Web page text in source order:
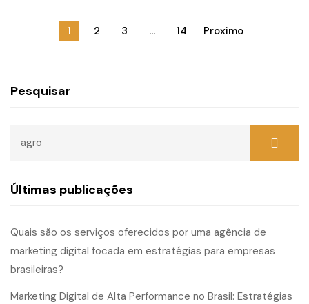
1 2 3 … 14 Proximo
Pesquisar
Últimas publicações
Quais são os serviços oferecidos por uma agência de
marketing digital focada em estratégias para empresas
brasileiras?
Marketing Digital de Alta Performance no Brasil: Estratégias